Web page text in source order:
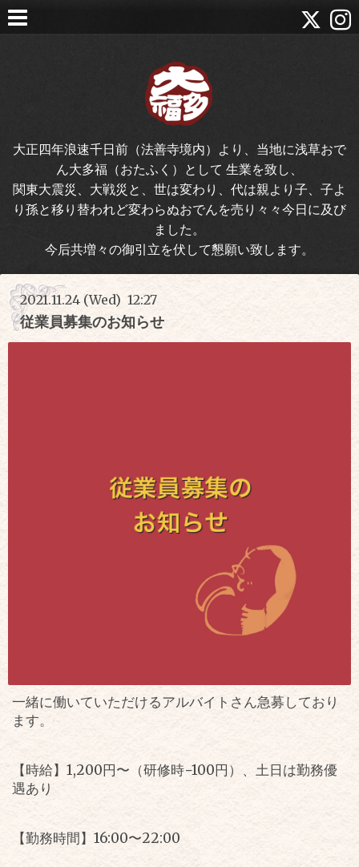
大正四年浪速千日前（法善寺境内）より、当地に浅草おで
ん大多福（おたふく）として 生業を致し、
関東大震災、大戦災と、世は変わり、代は親より子、子よ
り孫と移り替われど変わらぬおでんを売り々々今日に及び
ました。
今后共増々の御引立を伏して懇願い致します。
2021.11.24 (Wed) 12:27
従業員募集のお知らせ
一緒に働いていただけるアルバイトさん急募しており
ます。
【時給】 1,200円〜（研修時−100円）、土日は勤務優
遇あり
【勤務時間】 16:00〜22:00